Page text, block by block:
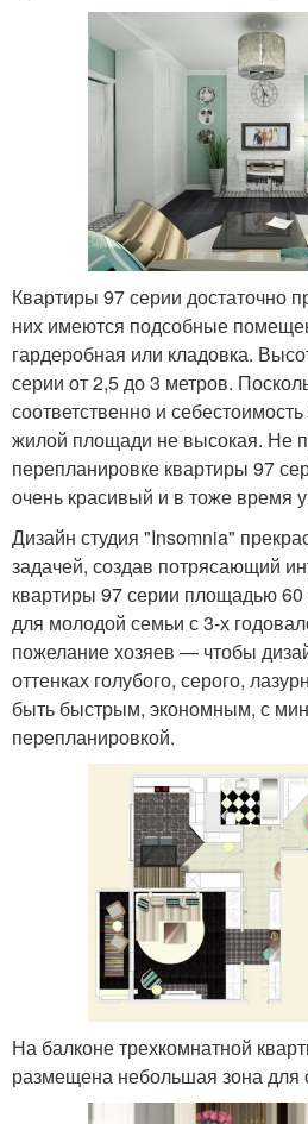
Квартиры 97 серии достаточно
них имеются подсобные
гардеробная или кладовка.
серии от 2,5 до 3 метров.
соответственно и
жилой площади не высокая. Не
перепланировке квартиры 97
очень красивый и в тоже время
Дизайн студия "Insomnia"
задачей, создав потрясающий
квартиры 97 серии площадью
для молодой семьи с 3-х
пожелание хозяев — чтобы
оттенках голубого, серого,
быть быстрым, экономным, с
перепланировкой.
На балконе трехкомнатной
размещена небольшая зона для